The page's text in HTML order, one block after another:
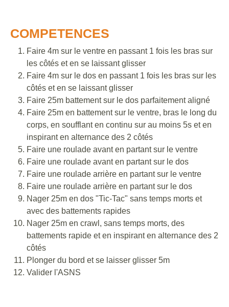
COMPETENCES
Faire 4m sur le ventre en passant 1 fois les bras sur
les côtés et en se laissant glisser
Faire 4m sur le dos en passant 1 fois les bras sur les
côtés et en se laissant glisser
Faire 25m battement sur le dos parfaitement aligné
Faire 25m en battement sur le ventre, bras le long du
corps, en soufflant en continu sur au moins 5s et en
inspirant en alternance des 2 côtés
Faire une roulade avant en partant sur le ventre
Faire une roulade avant en partant sur le dos
Faire une roulade arrière en partant sur le ventre
Faire une roulade arrière en partant sur le dos
Nager 25m en dos "Tic-Tac" sans temps morts et
avec des battements rapides
Nager 25m en crawl, sans temps morts, des
battements rapide et en inspirant en alternance des 2
côtés
Plonger du bord et se laisser glisser 5m
Valider l'ASNS